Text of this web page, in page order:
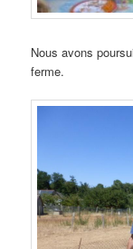
Nous avons
ferme.